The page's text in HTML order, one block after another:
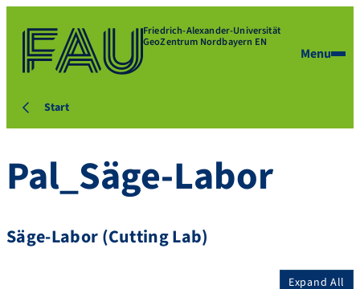
Friedrich-Alexander-Universität
GeoZentrum Nordbayern EN
Menu
Start
Pal_Säge-Labor
Säge-Labor (Cutting Lab)
Expand All